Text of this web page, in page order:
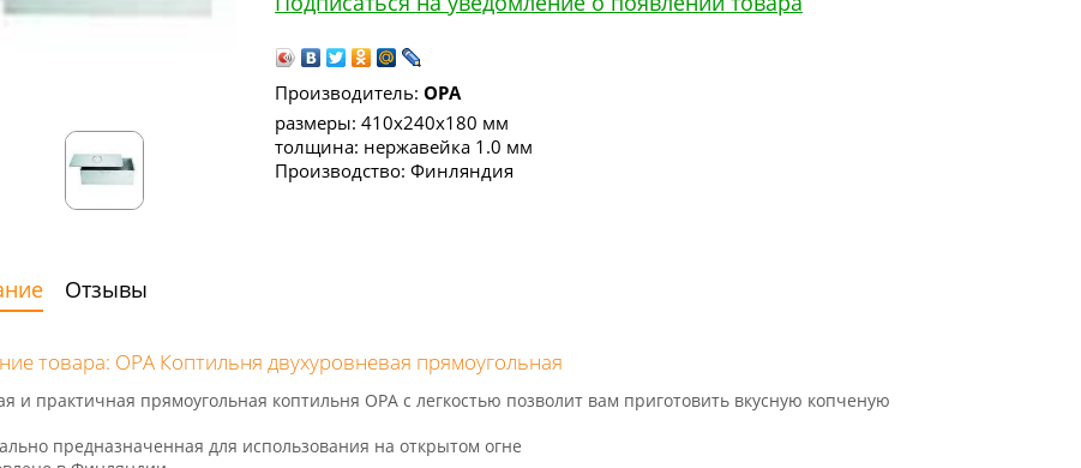
Производитель: OPA
размеры: 410x240x180 мм
толщина: нержавейка 1.0 мм
Производство: Финляндия
Отзывы
товара: OPA Коптильня двухуровневая прямоугольная
и практичная прямоугольная коптильня ОPA с легкостью позволит вам приготовить вкусную копченую
предназначенная для использования на открытом огне